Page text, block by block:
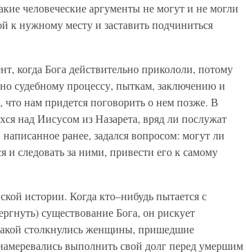
человеческие аргументы не могут и не могли
к нужному месту и заставить подчиниться
когда Бога действительно прикололи, потому
судебному процессу, пыткам, заключению и
что нам придется поговорить о нем позже. В
над Иисусом из Назарета, вряд ли послужат
ранее, задался вопросом: могут ли
и следовать за ними, привести его к самому
истории. Когда кто–нибудь пытается с
существование Бога, он рискует
столкнулись женщины, пришедшие
выполнить свой долг перед умершим